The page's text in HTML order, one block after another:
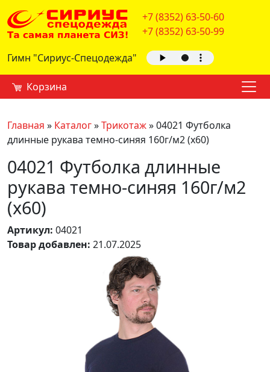
+7 (8352) 63-50-60
+7 (8352) 63-50-99
Гимн "Сириус-Спецодежда"
Корзина
Главная » Каталог»Трикотаж»04021 Футболка
длинные рукава темно-синяя 160г/м2 (х60)
04021 Футболка длинные
рукава темно-синяя 160г/м2
(х60)
Артикул: 04021
Товар добавлен: 21.07.2025